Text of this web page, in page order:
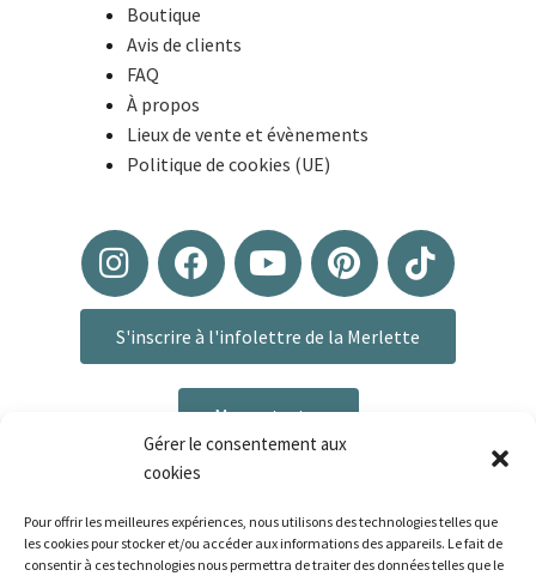
Gérer le consentement aux
cookies
Pour offrir les meilleures expériences, nous utilisons des technologies telles que
les cookies pour stocker et/ou accéder aux informations des appareils. Le fait de
consentir à ces technologies nous permettra de traiter des données telles que le
Boutique
Avis de clients
FAQ
À propos
Lieux de vente et évènements
Politique de cookies (UE)
S'inscrire à l'infolettre de la Merlette
Me contacter